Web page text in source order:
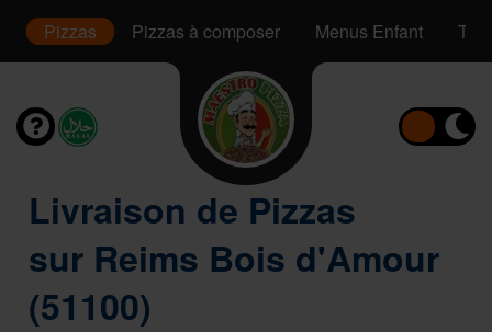
Pizzas Pizzas à composer Menus Enfant
Livraison de Pizzas
sur Reims Bois d'Amour
(51100)